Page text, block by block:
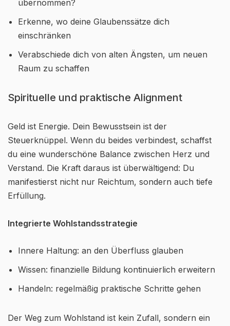
übernommen?
Erkenne, wo deine Glaubenssätze dich
einschränken
Verabschiede dich von alten Ängsten, um neuen
Raum zu schaffen
Spirituelle und praktische Alignment
Geld ist Energie. Dein Bewusstsein ist der
Steuerknüppel. Wenn du beides verbindest, schaffst
du eine wunderschöne Balance zwischen Herz und
Verstand. Die Kraft daraus ist überwältigend: Du
manifestierst nicht nur Reichtum, sondern auch tiefe
Erfüllung.
Integrierte Wohlstandsstrategie
Innere Haltung: an den Überfluss glauben
Wissen: finanzielle Bildung kontinuierlich erweitern
Handeln: regelmäßig praktische Schritte gehen
Der Weg zum Wohlstand ist kein Zufall, sondern ein